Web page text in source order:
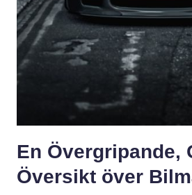
En Övergripande,
Översikt över